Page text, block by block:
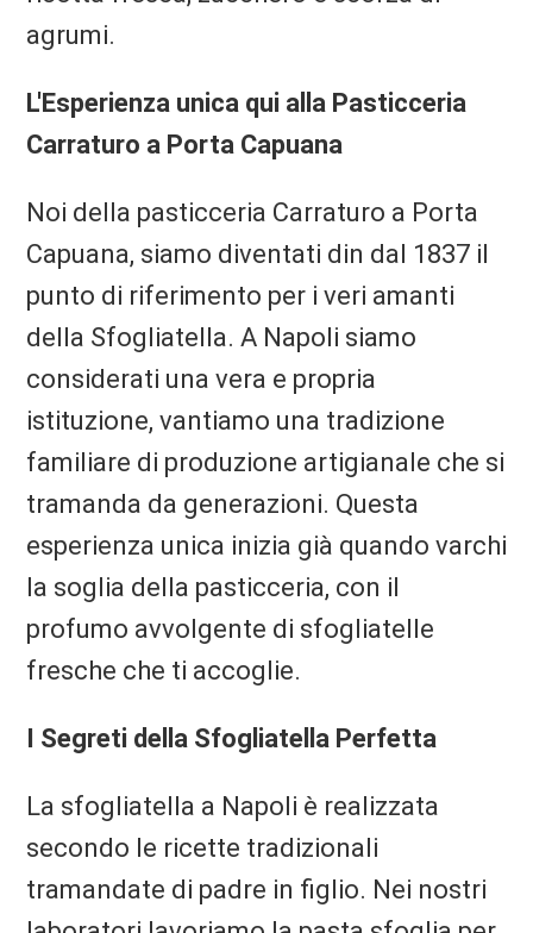
agrumi.
L'Esperienza unica qui alla Pasticceria
Carraturo a Porta Capuana
Noi della pasticceria Carraturo a Porta
Capuana, siamo diventati din dal 1837 il
punto di riferimento per i veri amanti
della Sfogliatella. A Napoli siamo
considerati una vera e propria
istituzione, vantiamo una tradizione
familiare di produzione artigianale che si
tramanda da generazioni. Questa
esperienza unica inizia già quando varchi
la soglia della pasticceria, con il
profumo avvolgente di sfogliatelle
fresche che ti accoglie.
I Segreti della Sfogliatella Perfetta
La sfogliatella a Napoli è realizzata
secondo le ricette tradizionali
tramandate di padre in figlio. Nei nostri